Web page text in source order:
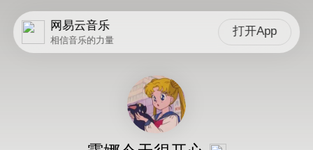
网易云音乐
相信音乐的力量
打开App